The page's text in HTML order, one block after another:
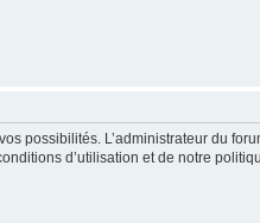
possibilités. L’administrateur du
d’utilisation et de notre